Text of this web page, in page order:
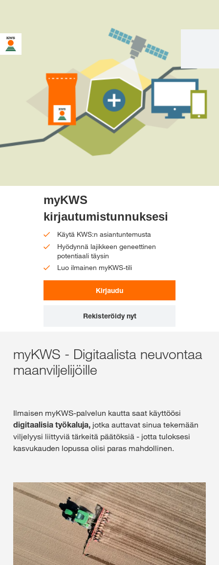
myKWS
kirjautumistunnuksesi
Käytä KWS:n asiantuntemusta
Hyödynnä lajikkeen geneettinen
potentiaali täysin
Luo ilmainen myKWS-tili
Kirjaudu
Rekisteröidy nyt
myKWS - Digitaalista neuvontaa
maanviljelijöille
Ilmaisen myKWS-palvelun kautta saat käyttöösi
digitaalisia työkaluja, jotka auttavat sinua tekemään
viljelyysi liittyviä tärkeitä päätöksiä - jotta tuloksesi
kasvukauden lopussa olisi paras mahdollinen.